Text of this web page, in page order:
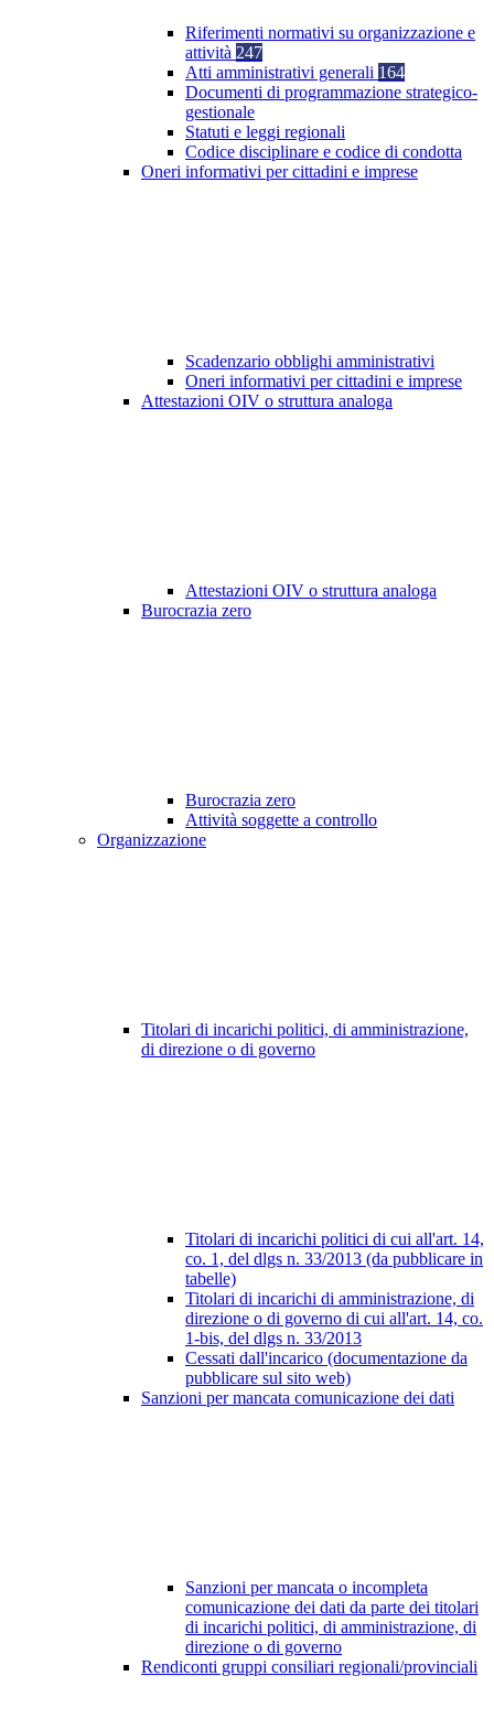
Riferimenti normativi su organizzazione e
attività 247
Atti amministrativi generali 164
Documenti di programmazione strategico-
gestionale
Statuti e leggi regionali
Codice disciplinare e codice di condotta
Oneri informativi per cittadini e imprese
Scadenzario obblighi amministrativi
Oneri informativi per cittadini e imprese
Attestazioni OIV o struttura analoga
Attestazioni OIV o struttura analoga
Burocrazia zero
Burocrazia zero
Attività soggette a controllo
Organizzazione
Titolari di incarichi politici, di amministrazione,
di direzione o di governo
Titolari di incarichi politici di cui all'art. 14,
co. 1, del dlgs n. 33/2013 (da pubblicare in
tabelle)
Titolari di incarichi di amministrazione, di
direzione o di governo di cui all'art. 14, co.
1-bis, del dlgs n. 33/2013
Cessati dall'incarico (documentazione da
pubblicare sul sito web)
Sanzioni per mancata comunicazione dei dati
Sanzioni per mancata o incompleta
comunicazione dei dati da parte dei titolari
di incarichi politici, di amministrazione, di
direzione o di governo
Rendiconti gruppi consiliari regionali/provinciali